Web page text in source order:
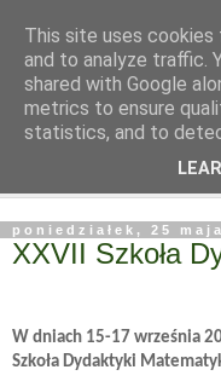
poniedziałek, 25
XXVII Szkoła
W dniach 15-17 września
Szkoła Dydaktyki
This site uses
and to analyze traffic.
shared with Google
metrics to ensure
statistics, and to